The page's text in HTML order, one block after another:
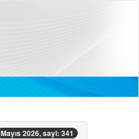
Mayıs 2026, sayi: 341